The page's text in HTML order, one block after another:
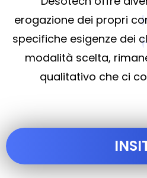
erogazione dei propri
specifiche esigenze dei
modalità scelta,
qualitativo che ci